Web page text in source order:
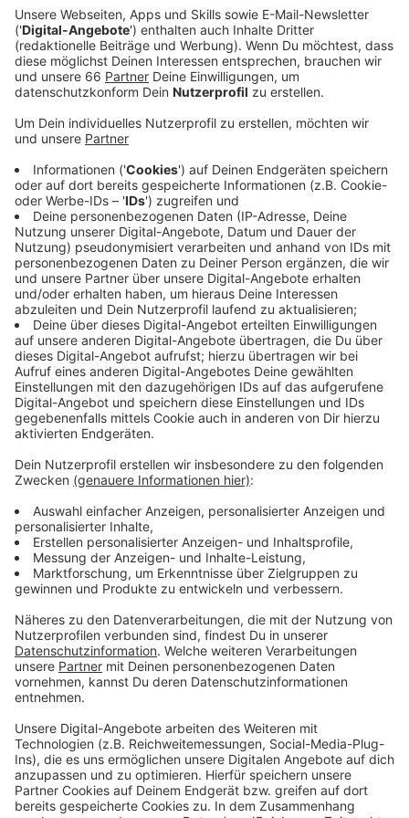
Ein Promi, keine Fragen und fünf
Gegenstände
Anzeige
Wenn ein Popstar, Comedian, Schauspieler oder
Politiker bei uns zu Besuch ist, stellt er sich auch dem
besonderen Video-Interview „Fünf für". Dabei wird
keine einzige Frage gestellt, sondern dem Gast
einfach fünf Dinge in die Hand gedrückt, zu denen er
das erzählt, was ihm als Erstes einfällt. Keine
Standardantworten, keine Promotionaussagen -
sondern ganz persönliche Geschichten - das ist „Fünf
für"!
Anzeige
Wir benötigen Ihre
Zustimmung, um den YouTube
Video-Service zu laden!
Wir verwenden einen Service eines
Drittanbieters, um Videoinhalte
Daten zu Ihren Aktivitäten
sammeln. Bitte lesen Sie die
Details durch und stimmen Sie der
Nutzung des Service zu, um dieses
Mehr Informationen
Akzeptieren
Fünf für Amy Macdonald
Anzeige